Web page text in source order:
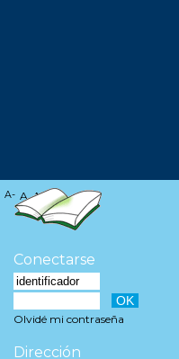
A- A A+
Conectarse
Olvidé mi contraseña
Dirección